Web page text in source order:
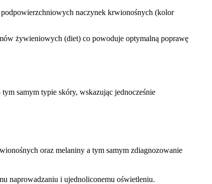
naczynek krwionośnych (kolor
żywieniowych (diet) co powoduje optymalną poprawę
samym typie skóry, wskazując jednocześnie
oraz melaniny a tym samym zdiagnozowanie
naprowadzaniu i ujednoliconemu oświetleniu.